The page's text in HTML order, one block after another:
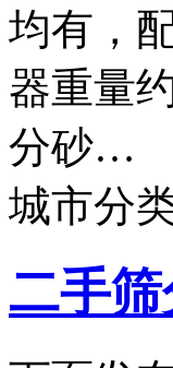
均有，
器重量
分砂…
城市分类
二手